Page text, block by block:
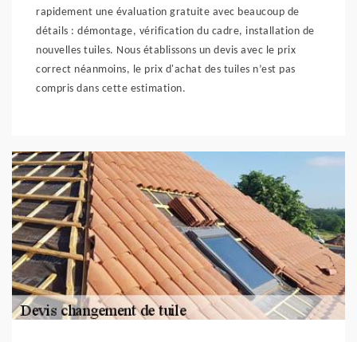
rapidement une évaluation gratuite avec beaucoup de
détails : démontage, vérification du cadre, installation de
nouvelles tuiles. Nous établissons un devis avec le prix
correct néanmoins, le prix d'achat des tuiles n’est pas
compris dans cette estimation.